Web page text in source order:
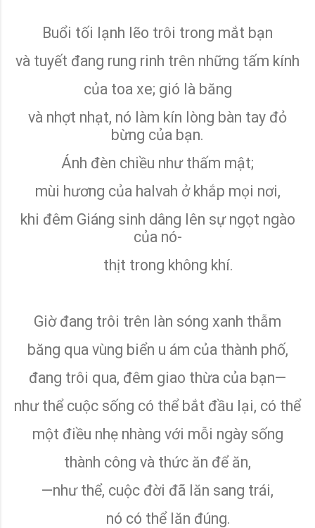
Buổi tối lạnh lẽo trôi trong mắt bạn
và tuyết đang rung rinh trên những tấm kính
của toa xe; gió là băng
và nhợt nhạt, nó làm kín lòng bàn tay đỏ
bừng của bạn.
Ánh đèn chiều như thấm mật;
mùi hương của halvah ở khắp mọi nơi,
khi đêm Giáng sinh dâng lên sự ngọt ngào
của nó-
thịt trong không khí.
Giờ đang trôi trên làn sóng xanh thẫm
băng qua vùng biển u ám của thành phố,
đang trôi qua, đêm giao thừa của bạn—
như thể cuộc sống có thể bắt đầu lại, có thể
một điều nhẹ nhàng với mỗi ngày sống
thành công và thức ăn để ăn,
—như thể, cuộc đời đã lăn sang trái,
nó có thể lăn đúng.